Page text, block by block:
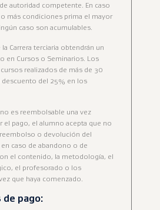
autoridad competente. En caso
más condiciones prima el mayor
caso son acumulables.
Carrera terciaria obtendrán un
en Cursos o Seminarios. Los
realizados de más de 30
descuento del 25% en los
es reembolsable una vez
el pago, el alumno acepta que no
o devolución del
caso de abandono o de
el contenido, la metodología, el
el profesorado o los
que haya comenzado.
de pago: